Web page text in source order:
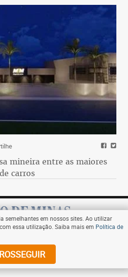
mineira entre as maiores
carros
Assine
semelhantes em nossos sites. Ao utilizar
essa utilização. Saiba mais em Política de